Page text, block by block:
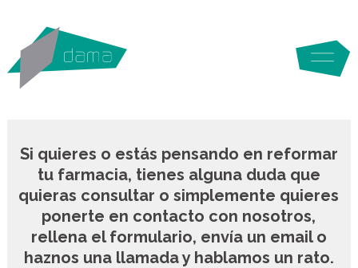
Si quieres o estás pensando en reformar
tu farmacia, tienes alguna duda que
quieras consultar o simplemente quieres
ponerte en contacto con nosotros,
rellena el formulario, envía un email o
haznos una llamada y hablamos un rato.